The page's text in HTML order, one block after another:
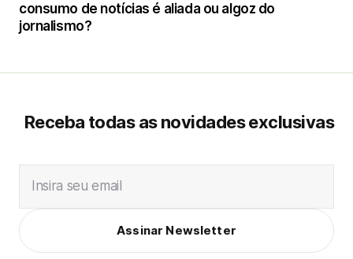
consumo de notícias é aliada ou algoz do
jornalismo?
Receba todas as novidades exclusivas
Insira seu email
Assinar Newsletter